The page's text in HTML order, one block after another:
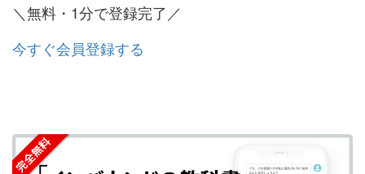
＼無料・1分で登録完了／
今すぐ会員登録する